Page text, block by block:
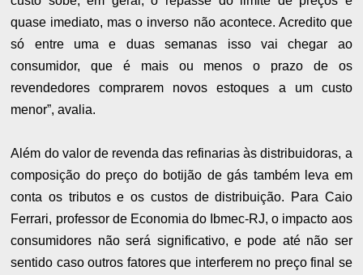
quase imediato, mas o inverso não acontece. Acredito que
só entre uma e duas semanas isso vai chegar ao
consumidor, que é mais ou menos o prazo de os
revendedores comprarem novos estoques a um custo
menor”, avalia.
Além do valor de revenda das refinarias às distribuidoras, a
composição do preço do botijão de gás também leva em
conta os tributos e os custos de distribuição. Para Caio
Ferrari, professor de Economia do Ibmec-RJ, o impacto aos
consumidores não será significativo, e pode até não ser
sentido caso outros fatores que interferem no preço final se